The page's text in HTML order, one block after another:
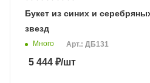
Букет из синих и
звезд
Много Арт.: ДБ131
5 444 ₽/шт